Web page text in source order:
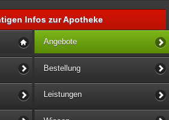
Infos zur Apotheke
Angebote
Bestellung
Leistungen